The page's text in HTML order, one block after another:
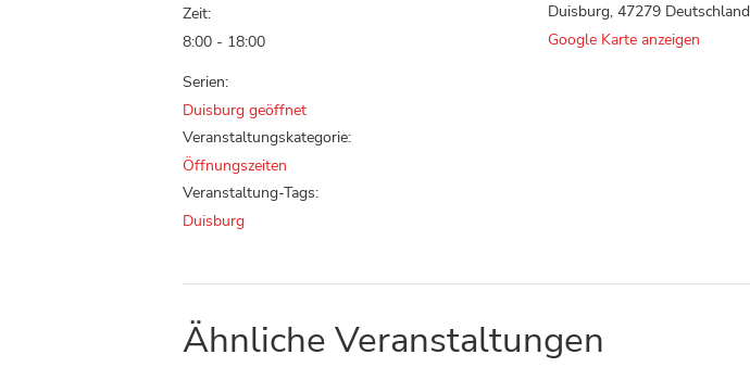
Zeit:
8:00 - 18:00
Serien:
Duisburg geöffnet
Veranstaltungskategorie:
Öffnungszeiten
Veranstaltung-Tags:
Duisburg
Duisburg, 47279 Deutschland
Google Karte anzeigen
Ähnliche Veranstaltungen